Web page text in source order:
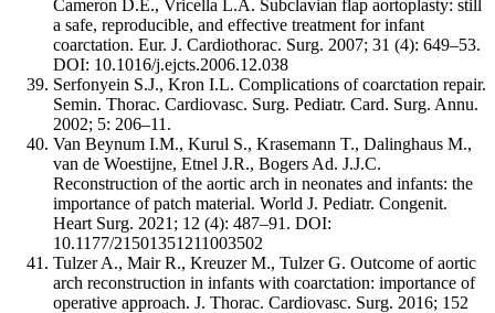
Cameron D.E., Vricella L.A. Subclavian flap aortoplasty: still
a safe, reproducible, and effective treatment for infant
coarctation. Eur. J. Cardiothorac. Surg. 2007; 31 (4): 649–53.
DOI: 10.1016/j.ejcts.2006.12.038
Serfonyein S.J., Kron I.L. Complications of coarctation repair.
Semin. Thorac. Cardiovasc. Surg. Pediatr. Card. Surg. Annu.
2002; 5: 206–11.
Van Beynum I.M., Kurul S., Krasemann T., Dalinghaus M.,
van de Woestijne, Etnel J.R., Bogers Ad. J.J.C.
Reconstruction of the aortic arch in neonates and infants: the
importance of patch material. World J. Pediatr. Congenit.
Heart Surg. 2021; 12 (4): 487–91. DOI:
10.1177/21501351211003502
Tulzer A., Mair R., Kreuzer M., Tulzer G. Outcome of aortic
arch reconstruction in infants with coarctation: importance of
operative approach. J. Thorac. Cardiovasc. Surg. 2016; 152